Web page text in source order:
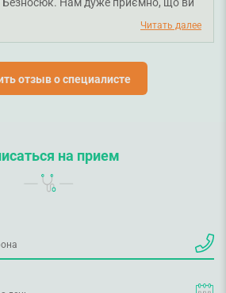
Безносюк. Нам дуже приємно, що ви
нашої команди. Ми
обслуговування зручним і якісним
Бажаємо вам міцного
Читать далее
отзыв о специалисте
на прием